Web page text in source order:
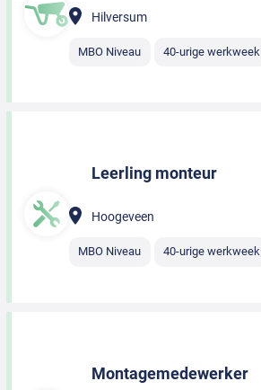
Hilversum
MBO Niveau 40-urige werkweek
Leerling monteur
Hoogeveen
MBO Niveau 40-urige werkweek
Montagemedewerker